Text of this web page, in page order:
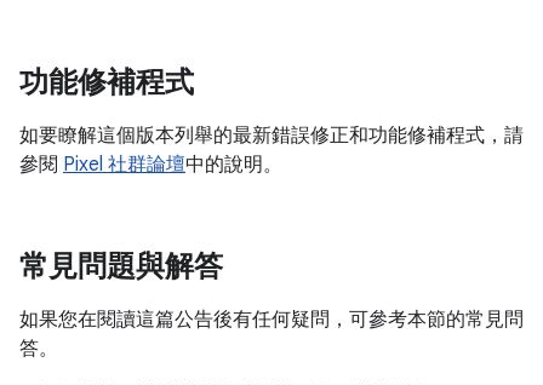
功能修補程式
如要瞭解這個版本列舉的最新錯誤修正和功能修補程式，請
參閱 Pixel 社群論壇中的說明。
常見問題與解答
如果您在閱讀這篇公告後有任何疑問，可參考本節的常見問
答。